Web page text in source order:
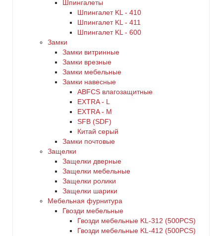
Шпингалеты
Шпингалет KL - 410
Шпингалет KL - 411
Шпингалет KL - 600
Замки
Замки витринные
Замки врезные
Замки мебельные
Замки навесные
ABFCS влагозащитные
EXTRA - L
EXTRA - М
SFB (SDF)
Китай серый
Замки почтовые
Защелки
Защелки дверные
Защелки мебельные
Защелки ролики
Защелки шарики
Мебельная фурнитура
Гвозди мебельные
Гвозди мебельные KL-312 (500PCS)
Гвозди мебельные KL-412 (500PCS)